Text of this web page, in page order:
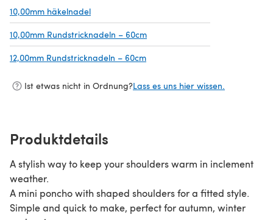
10,00mm häkelnadel
10,00mm Rundstricknadeln – 60cm
12,00mm Rundstricknadeln – 60cm
Ist etwas nicht in Ordnung?Lass es uns hier wissen.
Produktdetails
A stylish way to keep your shoulders warm in inclement
weather.
A mini poncho with shaped shoulders for a fitted style.
Simple and quick to make, perfect for autumn, winter